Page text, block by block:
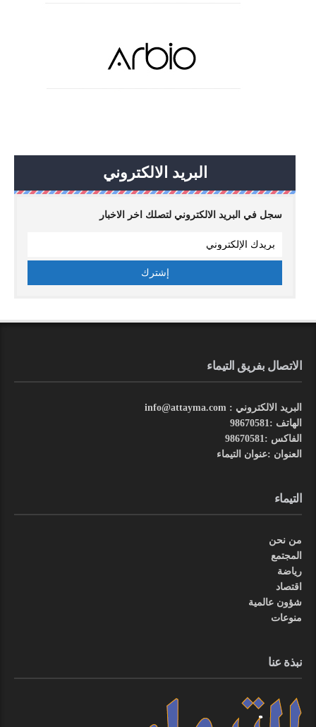
البريد الالكتروني
سجل في البريد الالكتروني لتصلك اخر الاخبار
الاتصال بفريق التيماء
البريد الالكتروني : info@attayma.com
الهاتف :98670581
الفاكس :98670581
العنوان :عنوان التيماء
التيماء
من نحن
المجتمع
رياضة
اقتصاد
شؤون عالمية
منوعات
نبذة عنا